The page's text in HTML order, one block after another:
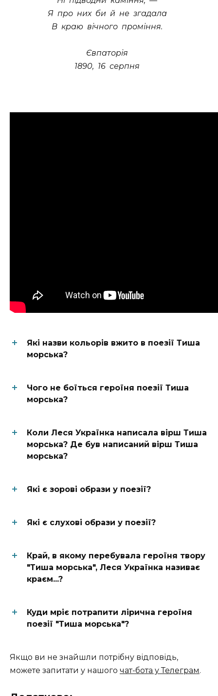
Я про них би й не згадала
В краю вiчного промiння.
Євпаторiя
1890, 16 серпня
Які назви кольорів вжито в поезії Тиша
морська?
Чого не боїться героїня поезії Тиша
морська?
Коли Леся Українка написала вірш Тиша
морська? Де був написаний вірш Тиша
морська?
Які є зорові образи у поезії?
Які є слухові образи у поезії?
Край, в якому перебувала героїня твору
"Тиша морська", Леся Українка називає
краєм...?
Куди мріє потрапити лірична героїня
поезії "Тиша морська"?
Якщо ви не знайшли потрібну відповідь,
можете запитати у нашого чат-бота у Телеграм.